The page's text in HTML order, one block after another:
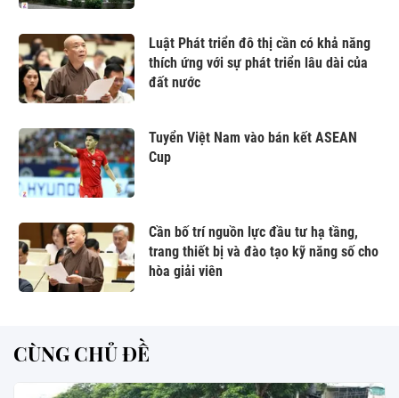
Luật Phát triển đô thị cần có khả năng
thích ứng với sự phát triển lâu dài của
đất nước
Tuyển Việt Nam vào bán kết ASEAN
Cup
Cần bố trí nguồn lực đầu tư hạ tầng,
trang thiết bị và đào tạo kỹ năng số cho
hòa giải viên
CÙNG CHỦ ĐỀ